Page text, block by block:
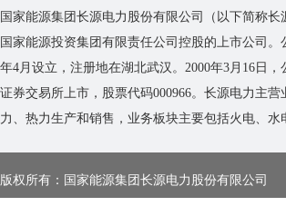
国家能源集团长源电力股份有限公司（以下简称长
国家能源投资集团有限责任公司控股的上市公司。
年4月设立，注册地在湖北武汉。2000年3月16日，
证券交易所上市，股票代码000966。长源电力主营
力、热力生产和销售，业务板块主要包括火电、水
版权所有：国家能源集团长源电力股份有限公司